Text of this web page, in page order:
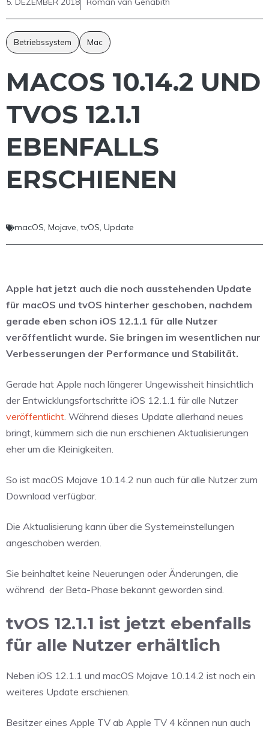
Betriebssystem Mac
MACOS 10.14.2 UND
TVOS 12.1.1
EBENFALLS
ERSCHIENEN
macOS, Mojave, tvOS, Update
Apple hat jetzt auch die noch ausstehenden Update
für macOS und tvOS hinterher geschoben, nachdem
gerade eben schon iOS 12.1.1 für alle Nutzer
veröffentlicht wurde. Sie bringen im wesentlichen nur
Verbesserungen der Performance und Stabilität.
Gerade hat Apple nach längerer Ungewissheit hinsichtlich
der Entwicklungsfortschritte iOS 12.1.1 für alle Nutzer
veröffentlicht. Während dieses Update allerhand neues
bringt, kümmern sich die nun erschienen Aktualisierungen
eher um die Kleinigkeiten.
So ist macOS Mojave 10.14.2 nun auch für alle Nutzer zum
Download verfügbar.
Die Aktualisierung kann über die Systemeinstellungen
angeschoben werden.
Sie beinhaltet keine Neuerungen oder Änderungen, die
während der Beta-Phase bekannt geworden sind.
tvOS 12.1.1 ist jetzt ebenfalls
für alle Nutzer erhältlich
Neben iOS 12.1.1 und macOS Mojave 10.14.2 ist noch ein
weiteres Update erschienen.
Besitzer eines Apple TV ab Apple TV 4 können nun auch